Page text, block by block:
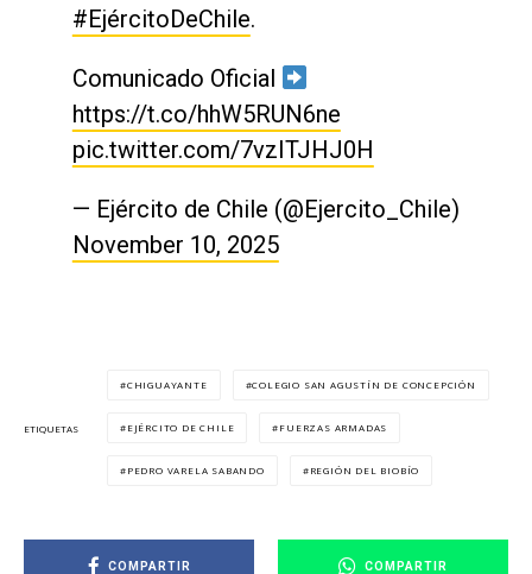
#EjércitoDeChile.
Comunicado Oficial
https://t.co/hhW5RUN6ne
pic.twitter.com/7vzITJHJ0H
— Ejército de Chile (@Ejercito_Chile)
November 10, 2025
ETIQUETAS
CHIGUAYANTE COLEGIO SAN AGUSTÍN DE CONCEPCIÓN
EJÉRCITO DE CHILE FUERZAS ARMADAS
PEDRO VARELA SABANDO REGIÓN DEL BIOBÍO
COMPARTIR COMPARTIR